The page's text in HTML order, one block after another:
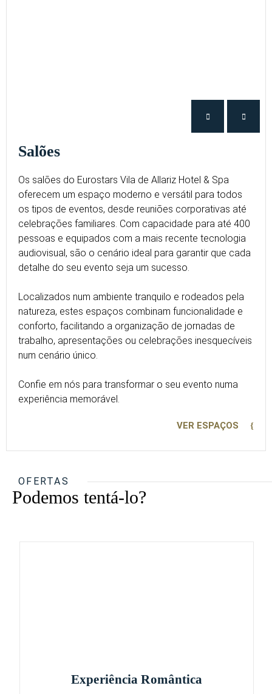
Salões
Os salões do Eurostars Vila de Allariz Hotel & Spa
oferecem um espaço moderno e versátil para todos
os tipos de eventos, desde reuniões corporativas até
celebrações familiares. Com capacidade para até 400
pessoas e equipados com a mais recente tecnologia
audiovisual, são o cenário ideal para garantir que cada
detalhe do seu evento seja um sucesso.
Localizados num ambiente tranquilo e rodeados pela
natureza, estes espaços combinam funcionalidade e
conforto, facilitando a organização de jornadas de
trabalho, apresentações ou celebrações inesquecíveis
num cenário único.
Confie em nós para transformar o seu evento numa
experiência memorável.
VER ESPAÇOS
OFERTAS
Podemos tentá-lo?
Experiência Romântica